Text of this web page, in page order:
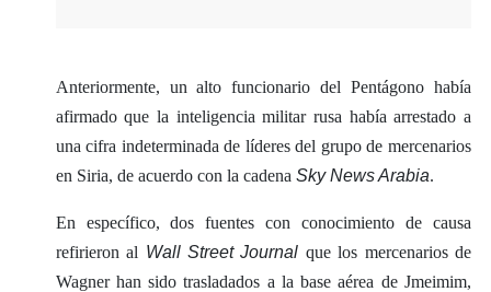
Anteriormente, un alto funcionario del Pentágono había
afirmado que la inteligencia militar rusa había arrestado a
una cifra indeterminada de líderes del grupo de mercenarios
en Siria, de acuerdo con la cadena Sky News Arabia.
En específico, dos fuentes con conocimiento de causa
refirieron al Wall Street Journal que los mercenarios de
Wagner han sido trasladados a la base aérea de Jmeimim,